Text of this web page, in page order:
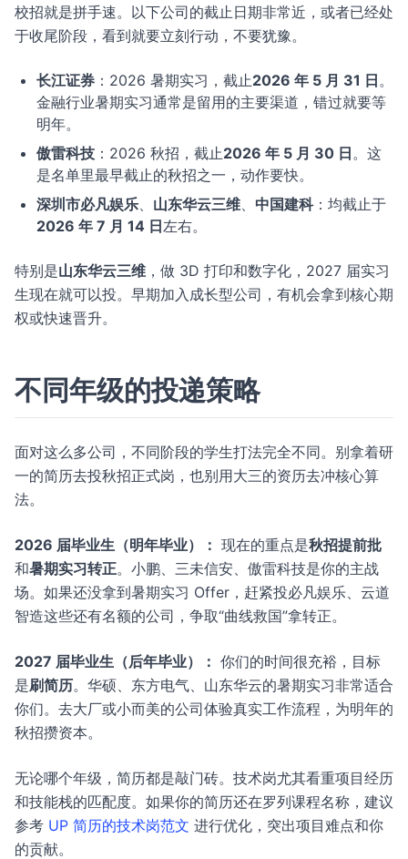
校招就是拼手速。以下公司的截止日期非常近，或者已经处
于收尾阶段，看到就要立刻行动，不要犹豫。
长江证券 ：2026 暑期实习，截止2026 年 5 月 31 日。
金融行业暑期实习通常是留用的主要渠道，错过就要等
明年。
傲雷科技 ：2026 秋招，截止2026 年 5 月 30 日。这
是名单里最早截止的秋招之一，动作要快。
深圳市必凡娱乐、 山东华云三维、 中国建科：均截止于
2026 年 7 月 14 日左右。
特别是山东华云三维 ，做 3D 打印和数字化，2027 届实习
生现在就可以投。早期加入成长型公司，有机会拿到核心期
权或快速晋升。
不同年级的投递策略
面对这么多公司，不同阶段的学生打法完全不同。别拿着研
一的简历去投秋招正式岗，也别用大三的资历去冲核心算
法。
2026 届毕业生（明年毕业）： 现在的重点是秋招提前批
和暑期实习转正。小鹏、三未信安、傲雷科技是你的主战
场。如果还没拿到暑期实习 Offer，赶紧投必凡娱乐、云道
智造这些还有名额的公司，争取“曲线救国”拿转正。
2027 届毕业生（后年毕业）： 你们的时间很充裕，目标
是刷简历。华硕、东方电气、山东华云的暑期实习非常适合
你们。去大厂或小而美的公司体验真实工作流程，为明年的
秋招攒资本。
无论哪个年级，简历都是敲门砖。技术岗尤其看重项目经历
和技能栈的匹配度。如果你的简历还在罗列课程名称，建议
参考 UP 简历的技术岗范文 进行优化，突出项目难点和你
的贡献。